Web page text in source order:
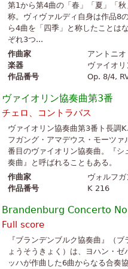
第1から第4曲の「春」「夏」「
称。ヴィヴァルディ自身は作品8
ら4曲を「四季」と称したことは
ぞれ3つ...
作曲家
アントニ
楽器
ヴァイオリ
作品番号
Op. 8/4,
ヴァイオリン協奏曲第3番
チェロ、コントラバス
ヴァイオリン協奏曲第3番ト長調
フガング・アマデウス・モーツァ
番目のヴァイオリン協奏曲。『シ
奏曲』と呼ばれることもある。
作曲家
ヴォルフ
作品番号
K 216
Brandenburg Concerto
Full score
『ブランデンブルク協奏曲』（ブ
ょうそうきょく）は、ヨハン・ゼ
ッハが作曲した6曲からなる合奏